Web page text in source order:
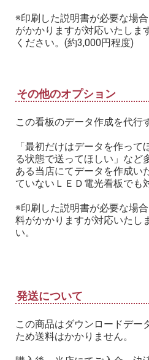
※印刷した説明書が必要な場
がかかりますが対応いたしま
ください。(約3,000円程度)
その他のオプション
この看板のデータ作成を代行
「最初だけはデータを作って
る状態で送ってほしい」など
ある当店にてデータを作成い
ていないＬＥＤ電光看板でも
※印刷した説明書が必要な場
料がかかりますが対応いたし
い。
発送について
この商品はダウンロードデー
ため送料はかかりません。